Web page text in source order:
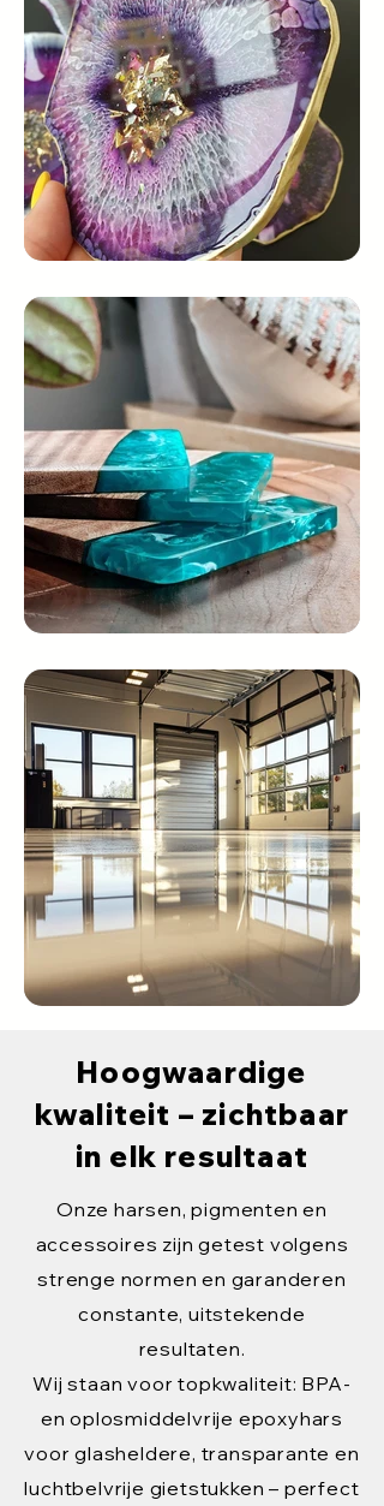
Hoogwaardige
kwaliteit – zichtbaar
in elk resultaat
Onze harsen, pigmenten en
accessoires zijn getest volgens
strenge normen en garanderen
constante, uitstekende
resultaten.
Wij staan voor topkwaliteit: BPA-
en oplosmiddelvrije epoxyhars
voor glasheldere, transparante en
luchtbelvrije gietstukken – perfect